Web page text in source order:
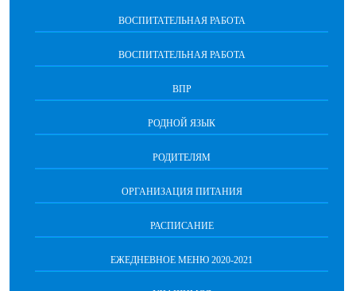
ВОСПИТАТЕЛЬНАЯ РАБОТА
ВОСПИТАТЕЛЬНАЯ РАБОТА
ВПР
РОДНОЙ ЯЗЫК
РОДИТЕЛЯМ
ОРГАНИЗАЦИЯ ПИТАНИЯ
РАСПИСАНИЕ
ЕЖЕДНЕВНОЕ МЕНЮ 2020-2021